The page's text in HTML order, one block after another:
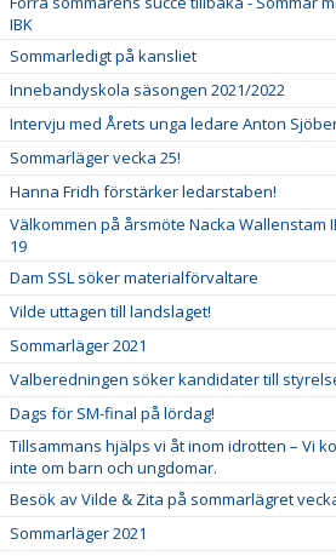
IBK
Sommarledigt på kansliet
Innebandyskola säsongen 2021/2022
Intervju med Årets unga ledare Anton
Sommarläger vecka 25!
Hanna Fridh förstärker ledarstaben!
Välkommen på årsmöte Nacka Wallenstam
19
Dam SSL söker materialförvaltare
Vilde uttagen till landslaget!
Sommarläger 2021
Valberedningen söker kandidater till
Dags för SM-final på lördag!
Tillsammans hjälps vi åt inom idrotten – Vi
inte om barn och ungdomar.
Besök av Vilde & Zita på sommarlägret
Sommarläger 2021